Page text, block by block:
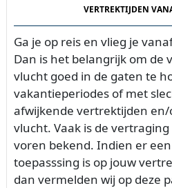
VERTREKTIJDEN
Ga je op reis en vlieg je
Dan is het belangrijk om de
vlucht goed in de gaten te
vakantieperiodes of met
afwijkende vertrektijden
vlucht. Vaak is de
voren bekend. Indien er
toepasssing is op jouw
dan vermelden wij op deze